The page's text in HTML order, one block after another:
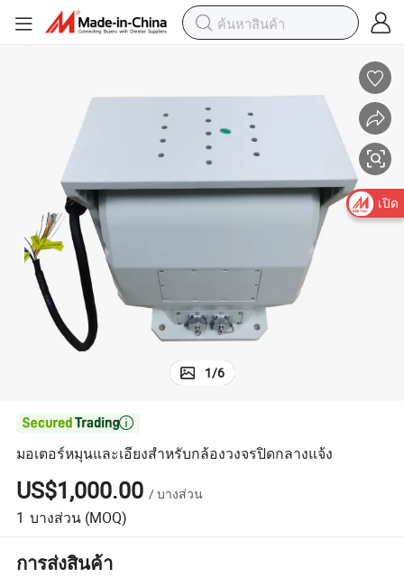
1/6

มอเตอร์หมุนและเอียงสำหรับกล้องวงจรปิดกลางแจ้ง
US$1,000.00 /บางส่วน
1 บางส่วน (MOQ)
การส่งสินค้า
เปิด